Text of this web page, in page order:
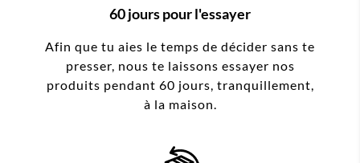
60 jours pour l'essayer
Afin que tu aies le temps de décider sans te
presser, nous te laissons essayer nos
produits pendant 60 jours, tranquillement,
à la maison.